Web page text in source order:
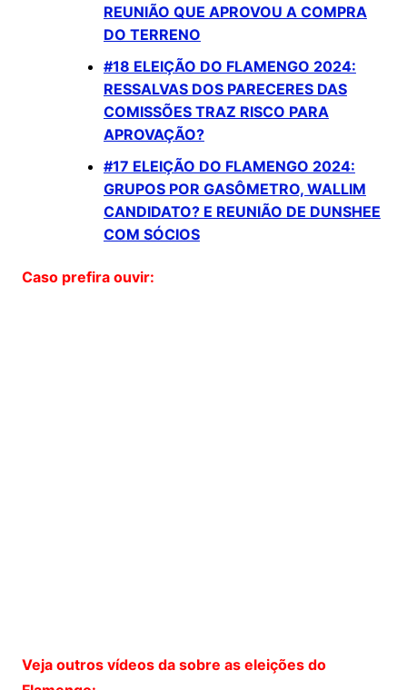
REUNIÃO QUE APROVOU A COMPRA
DO TERRENO
#18 ELEIÇÃO DO FLAMENGO 2024:
RESSALVAS DOS PARECERES DAS
COMISSÕES TRAZ RISCO PARA
APROVAÇÃO?
#17 ELEIÇÃO DO FLAMENGO 2024:
GRUPOS POR GASÔMETRO, WALLIM
CANDIDATO? E REUNIÃO DE DUNSHEE
COM SÓCIOS
Caso prefira ouvir:
Veja outros vídeos da sobre as eleições do